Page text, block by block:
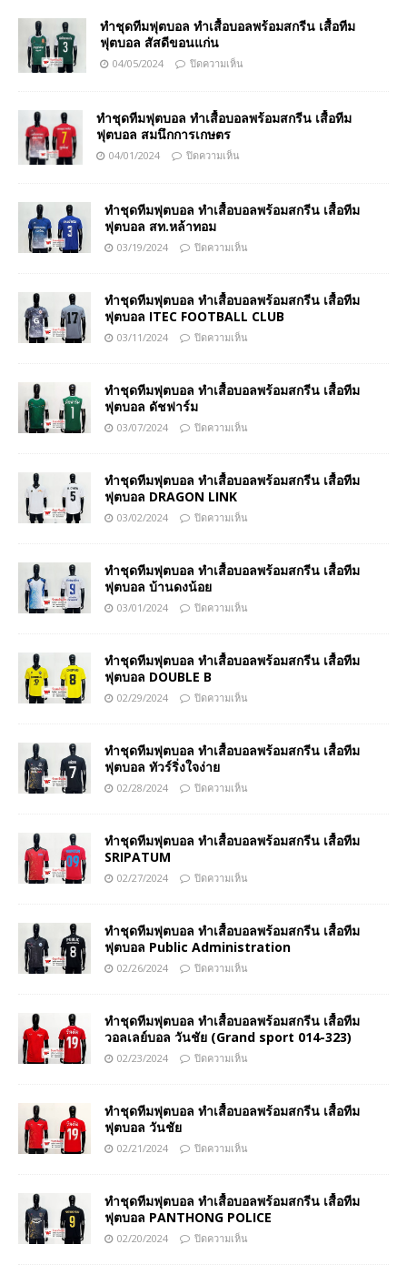
ทำชุดทีมฟุตบอล ทำเสื้อบอลพร้อมสกรีน เสื้อทีม
ฟุตบอล สัสดีขอนแก่น
04/05/2024 ปิดความเห็น
ทำชุดทีมฟุตบอล ทำเสื้อบอลพร้อมสกรีน เสื้อทีม
ฟุตบอล สมนึกการเกษตร
04/01/2024 ปิดความเห็น
ทำชุดทีมฟุตบอล ทำเสื้อบอลพร้อมสกรีน เสื้อทีม
ฟุตบอล สท.หล้าทอม
03/19/2024 ปิดความเห็น
ทำชุดทีมฟุตบอล ทำเสื้อบอลพร้อมสกรีน เสื้อทีม
ฟุตบอล ITEC FOOTBALL CLUB
03/11/2024 ปิดความเห็น
ทำชุดทีมฟุตบอล ทำเสื้อบอลพร้อมสกรีน เสื้อทีม
ฟุตบอล ดัชฟาร์ม
03/07/2024 ปิดความเห็น
ทำชุดทีมฟุตบอล ทำเสื้อบอลพร้อมสกรีน เสื้อทีม
ฟุตบอล DRAGON LINK
03/02/2024 ปิดความเห็น
ทำชุดทีมฟุตบอล ทำเสื้อบอลพร้อมสกรีน เสื้อทีม
ฟุตบอล บ้านดงน้อย
03/01/2024 ปิดความเห็น
ทำชุดทีมฟุตบอล ทำเสื้อบอลพร้อมสกรีน เสื้อทีม
ฟุตบอล DOUBLE B
02/29/2024 ปิดความเห็น
ทำชุดทีมฟุตบอล ทำเสื้อบอลพร้อมสกรีน เสื้อทีม
ฟุตบอล ทัวร์ริ่งใจง่าย
02/28/2024 ปิดความเห็น
ทำชุดทีมฟุตบอล ทำเสื้อบอลพร้อมสกรีน เสื้อทีม
SRIPATUM
02/27/2024 ปิดความเห็น
ทำชุดทีมฟุตบอล ทำเสื้อบอลพร้อมสกรีน เสื้อทีม
ฟุตบอล Public Administration
02/26/2024 ปิดความเห็น
ทำชุดทีมฟุตบอล ทำเสื้อบอลพร้อมสกรีน เสื้อทีม
วอลเลย์บอล วันชัย (Grand sport 014-323)
02/23/2024 ปิดความเห็น
ทำชุดทีมฟุตบอล ทำเสื้อบอลพร้อมสกรีน เสื้อทีม
ฟุตบอล วันชัย
02/21/2024 ปิดความเห็น
ทำชุดทีมฟุตบอล ทำเสื้อบอลพร้อมสกรีน เสื้อทีม
ฟุตบอล PANTHONG POLICE
02/20/2024 ปิดความเห็น